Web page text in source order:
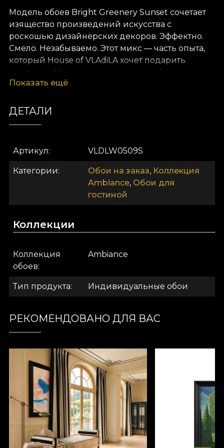
Модель обоев Bright Greenery Sunset сочетает
изящество произведений искусства с
роскошью дизайнерских декоров. Эффектно.
Смело. Незабываемо. Этот микс — часть опыта,
который House of VLAdiLA хочет подарить
клиентам. Мы переосмысляем комфорт как
само собой разумеющееся состояние.
созданных вручную преданными дизайнерами.
материал, очень прочный и долговечный. Мы
предлагаем три разные текстуры, чтобы вы
могли выбрать ощущение, которое принесёте в
дом. Текстура Smooth — матовая, гладкая и
приятная на ощупь. Canvas создаёт эффект
материал, который покрывает стены текстурой,
.
.
Colectia Ambiance
Вдохновлённые желанием создать спокойный
фон для повседневных дел, модели из
коллекции “Ambiance” превращают
Показать ещё
ДЕТАЛИ
Артикул VLDLW0509S
Категории Обои на заказ, Коллекция
Ambiance, Обои для
гостиной
Коллекции
Коллекция
обоев
Ambiance
Тип продукта Индивидуальные обои
РЕКОМЕНДОВАНО ДЛЯ ВАС